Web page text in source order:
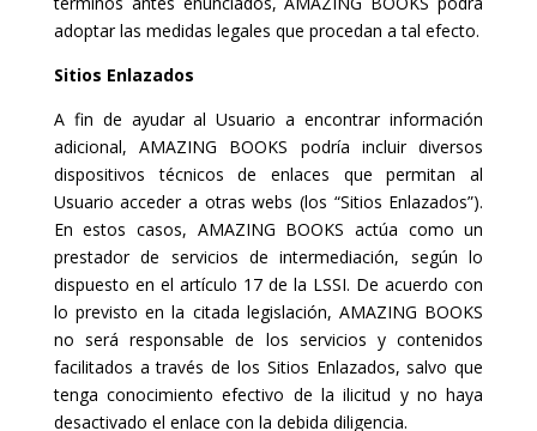
adoptar las medidas legales que procedan a tal efecto.
Sitios Enlazados
A fin de ayudar al Usuario a encontrar información
adicional, AMAZING BOOKS podría incluir diversos
dispositivos técnicos de enlaces que permitan al
Usuario acceder a otras webs (los “Sitios Enlazados”).
En estos casos, AMAZING BOOKS actúa como un
prestador de servicios de intermediación, según lo
dispuesto en el artículo 17 de la LSSI. De acuerdo con
lo previsto en la citada legislación, AMAZING BOOKS
no será responsable de los servicios y contenidos
facilitados a través de los Sitios Enlazados, salvo que
tenga conocimiento efectivo de la ilicitud y no haya
desactivado el enlace con la debida diligencia.